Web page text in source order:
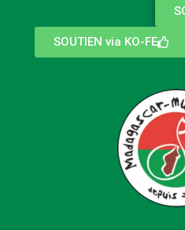
SOUTIEN via KO-FE